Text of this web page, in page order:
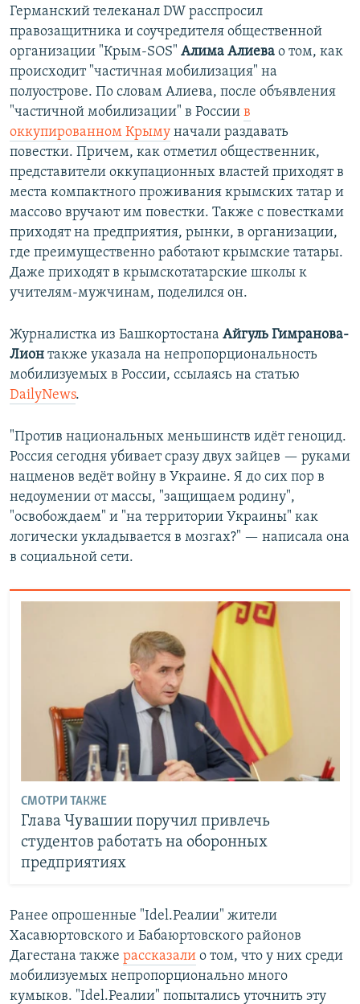
Германский телеканал DW расспросил
правозащитника и соучредителя общественной
организации "Крым-SOS" Алима Алиева о том, как
происходит "частичная мобилизация" на
полуострове. По словам Алиева, после объявления
"частичной мобилизации" в России в
оккупированном Крыму начали раздавать
повестки. Причем, как отметил общественник,
представители оккупационных властей приходят в
места компактного проживания крымских татар и
массово вручают им повестки. Также с повестками
приходят на предприятия, рынки, в организации,
где преимущественно работают крымские татары.
Даже приходят в крымскотатарские школы к
учителям-мужчинам, поделился он.
Журналистка из Башкортостана Айгуль Гимранова-
Лион также указала на непропорциональность
мобилизуемых в России, ссылаясь на статью
DailyNews.
"Против национальных меньшинств идёт геноцид.
Россия сегодня убивает сразу двух зайцев — руками
нацменов ведёт войну в Украине. Я до сих пор в
недоумении от массы, "защищаем родину",
"освобождаем" и "на территории Украины" как
логически укладывается в мозгах?" — написала она
в социальной сети.
СМОТРИ ТАКЖЕ
Глава Чувашии поручил привлечь
студентов работать на оборонных
предприятиях
Ранее опрошенные "Idel.Реалии" жители
Хасавюртовского и Бабаюртовского районов
Дагестана также рассказали о том, что у них среди
мобилизуемых непропорционально много
кумыков. "Idel.Реалии" попытались уточнить эту